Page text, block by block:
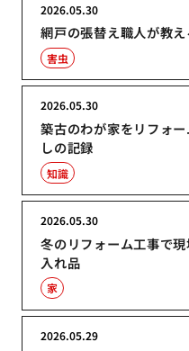
網戸の張替え職人が教
2026.05.30
害虫
築古のわが家をリフォ
しの記録
2026.05.30
知識
冬のリフォーム工事で
入れ品
2026.05.30
家
2026.05.29